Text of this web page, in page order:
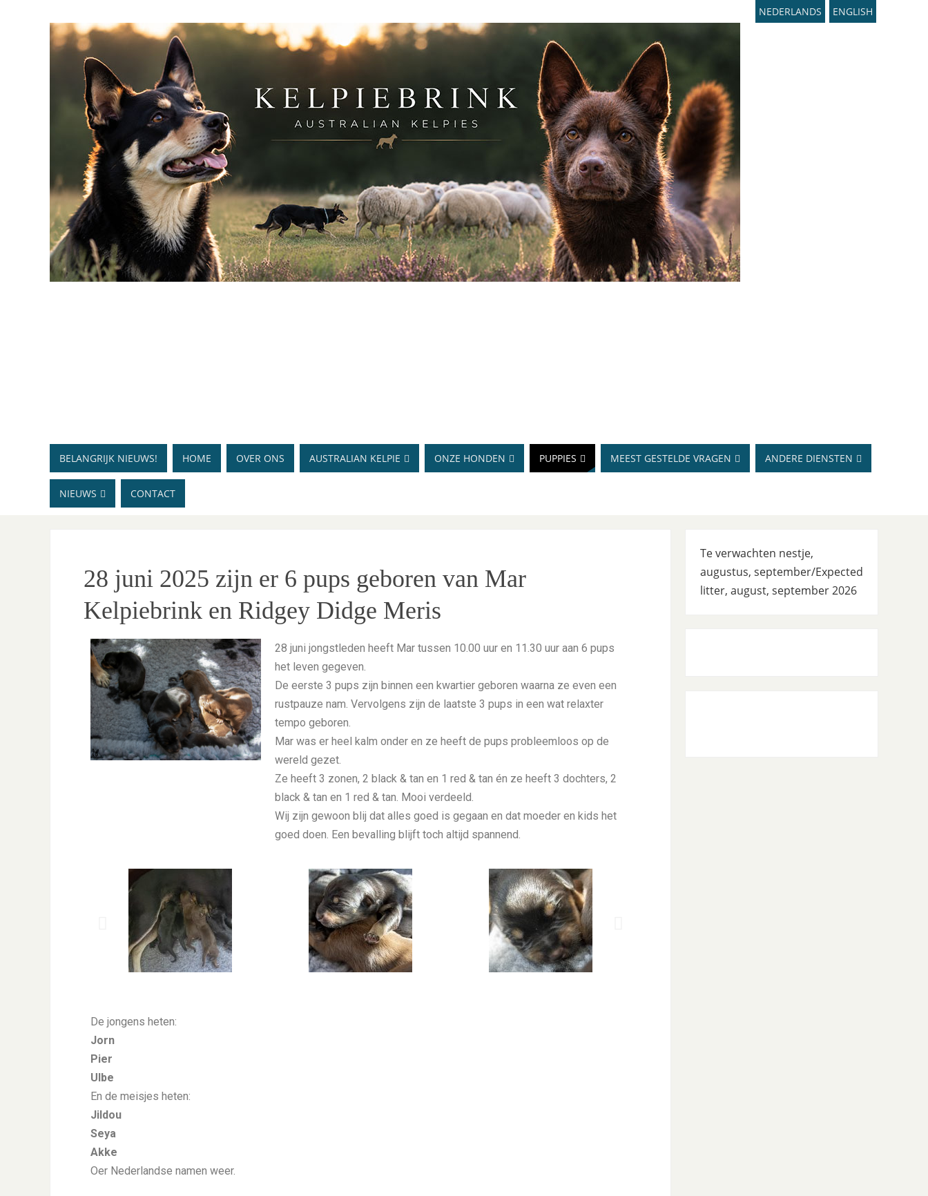
NEDERLANDS ENGLISH
BELANGRIJK NIEUWS! HOME OVER ONS AUSTRALIAN KELPIE ONZE HONDEN PUPPIES MEEST GESTELDE VRAGEN ANDERE DIENSTEN
NIEUWS CONTACT
28 juni 2025 zijn er 6 pups geboren van Mar
Kelpiebrink en Ridgey Didge Meris
28 juni jongstleden heeft Mar tussen 10.00 uur en 11.30 uur aan 6 pups
het leven gegeven.
De eerste 3 pups zijn binnen een kwartier geboren waarna ze even een
rustpauze nam. Vervolgens zijn de laatste 3 pups in een wat relaxter
tempo geboren.
Mar was er heel kalm onder en ze heeft de pups probleemloos op de
wereld gezet.
Ze heeft 3 zonen, 2 black & tan en 1 red & tan én ze heeft 3 dochters, 2
black & tan en 1 red & tan. Mooi verdeeld.
Wij zijn gewoon blij dat alles goed is gegaan en dat moeder en kids het
goed doen. Een bevalling blijft toch altijd spannend.
De jongens heten:
Jorn
Pier
Ulbe
En de meisjes heten:
Jildou
Seya
Akke
Oer Nederlandse namen weer.
Te verwachten nestje,
augustus, september/Expected
litter, august, september 2026